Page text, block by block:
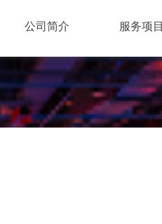
公司简介 服务项目